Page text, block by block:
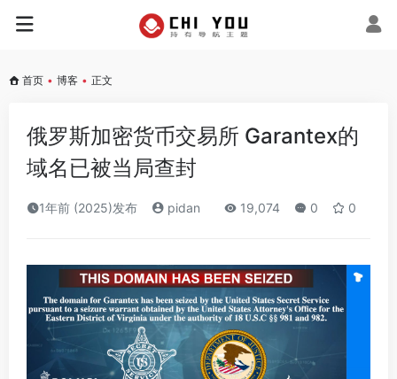
首页 • 博客 • 正文
俄罗斯加密货币交易所 Garantex的
域名已被当局查封
1年前 (2025)发布 pidan 19,074 0 0